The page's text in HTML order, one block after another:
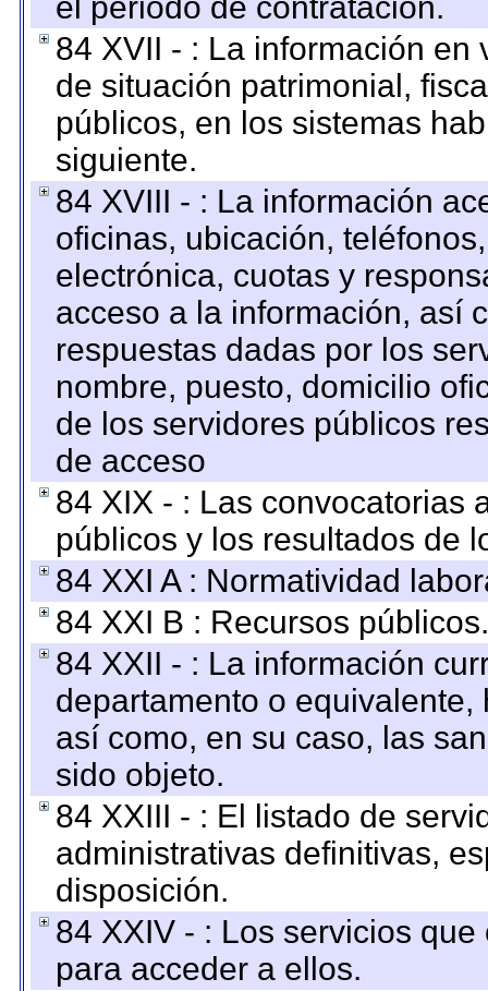
84 XVII - : La información
de situación patrimonial,
públicos, en los sistemas
siguiente.
84 XVIII - : La información
oficinas, ubicación,
electrónica, cuotas y
acceso a la información, así
respuestas dadas por los
nombre, puesto, domicilio
de los servidores públicos
de acceso
84 XIX - : Las convocatorias
públicos y los resultados de
84 XXI A : Normatividad
84 XXI B : Recursos públicos.
84 XXII - : La información
departamento o
así como, en su caso, las
sido objeto.
84 XXIII - : El listado de
administrativas definitivas,
disposición.
84 XXIV - : Los servicios
para acceder a ellos.